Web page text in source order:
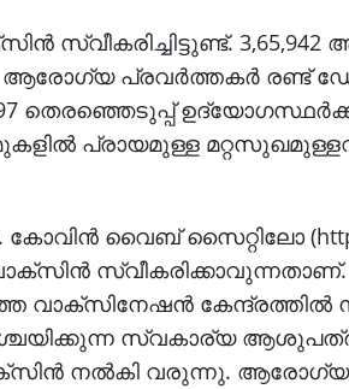
സ്വീകരിച്ചിട്ടുണ്ട്.
ആരോഗ്യ പ്രവര്‍ത്തകര്‍ രണ്ട്
തെരഞ്ഞെടുപ്പ്
പ്രായമുള്ള
വൈബ് സൈറ്റിലോ
സ്വീകരിക്കാവുന്നതാണ്.
വാക്‌സിനേഷന്‍ കേന്ദ്രത്തില്‍
സ്വകാര്യ
വാക്‌സിന്‍ നല്‍കി വരുന്നു.